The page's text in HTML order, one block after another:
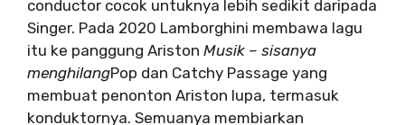
conductor cocok untuknya lebih sedikit daripada
Singer. Pada 2020 Lamborghini membawa lagu
itu ke panggung Ariston Musik – sisanya
menghilangPop dan Catchy Passage yang
membuat penonton Ariston lupa, termasuk
konduktornya. Semuanya membiarkan